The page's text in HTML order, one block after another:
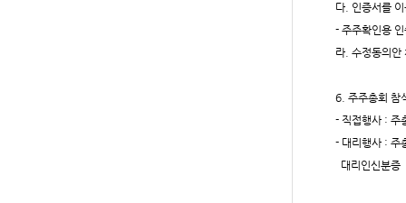
다 인증서를
- 주주확인용
라 수정동의안
6. 주주총회 참
- 직접행사 : 주
- 대리행사 : 주
대리인신분증